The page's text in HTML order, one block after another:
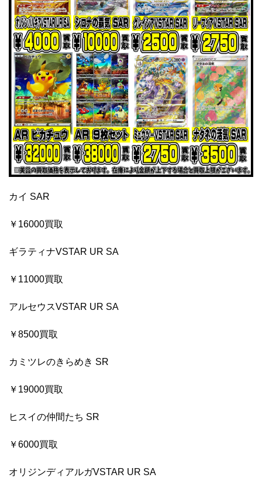
カイ SAR
￥16000買取
ギラティナVSTAR UR SA
￥11000買取
アルセウスVSTAR UR SA
￥8500買取
カミツレのきらめき SR
￥19000買取
ヒスイの仲間たち SR
￥6000買取
オリジンディアルガVSTAR UR SA